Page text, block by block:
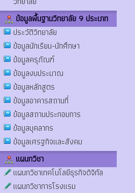
ข้อมูลพื้นฐานวิทยาลัย 9 ประเภท
ประวัติวิทยาลัย
ข้อมูลนักเรียน-นักศึกษา
ข้อมูลครุภัณฑ์
ข้อมูลงบประมาณ
ข้อมูลหลักสูตร
ข้อมูลอาคารสถานที่
ข้อมูลสถานประกอบการ
ข้อมูลบุคลากร
ข้อมูลเศรฐกิจและสังคม
แผนกวิชา
แผนกวิชาเทคโนโลยีธุรกิจดิจิทัล
แผนกวิชาการโรงแรม